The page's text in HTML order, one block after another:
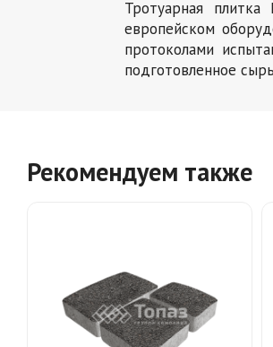
Тротуарная
европейском
протоколами
подготовленное
Рекомендуем также